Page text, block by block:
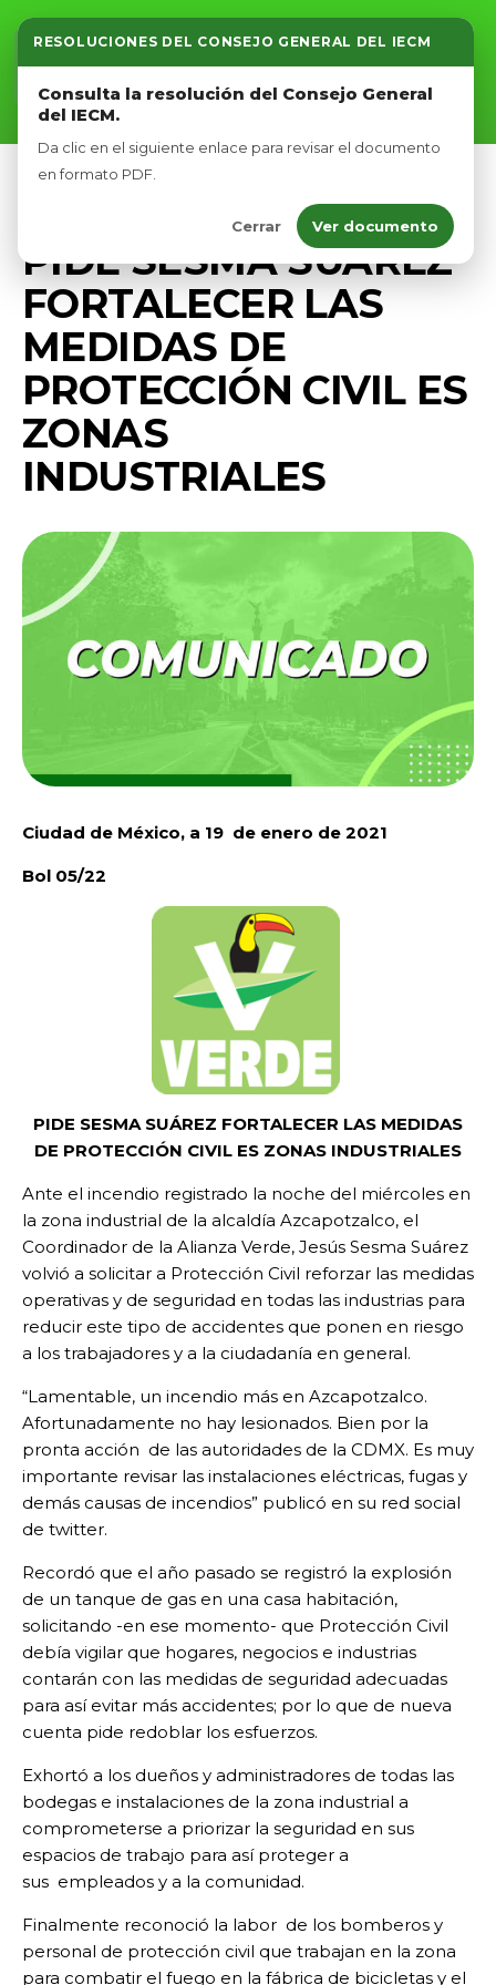
RESOLUCIONES DEL CONSEJO GENERAL DEL IECM
Consulta la resolución del Consejo General
del IECM.
Da clic en el siguiente enlace para revisar el documento
en formato PDF.
Cerrar Ver documento
Inicio
Nosotros
Afíliate
PIDE SESMA SUÁREZ
FORTALECER LAS
MEDIDAS DE
PROTECCIÓN CIVIL ES
ZONAS
INDUSTRIALES
Ciudad de México, a 19 de enero de 2021
Bol 05/22
PIDE SESMA SUÁREZ FORTALECER LAS MEDIDAS
DE PROTECCIÓN CIVIL ES ZONAS INDUSTRIALES
Ante el incendio registrado la noche del miércoles en
la zona industrial de la alcaldía Azcapotzalco, el
Coordinador de la Alianza Verde, Jesús Sesma Suárez
volvió a solicitar a Protección Civil reforzar las medidas
operativas y de seguridad en todas las industrias para
reducir este tipo de accidentes que ponen en riesgo
a los trabajadores y a la ciudadanía en general.
“Lamentable, un incendio más en Azcapotzalco.
Afortunadamente no hay lesionados. Bien por la
pronta acción de las autoridades de la CDMX. Es muy
importante revisar las instalaciones eléctricas, fugas y
demás causas de incendios” publicó en su red social
de twitter.
Recordó que el año pasado se registró la explosión
de un tanque de gas en una casa habitación,
solicitando -en ese momento- que Protección Civil
debía vigilar que hogares, negocios e industrias
contarán con las medidas de seguridad adecuadas
para así evitar más accidentes; por lo que de nueva
cuenta pide redoblar los esfuerzos.
Exhortó a los dueños y administradores de todas las
bodegas e instalaciones de la zona industrial a
comprometerse a priorizar la seguridad en sus
espacios de trabajo para así proteger a
sus empleados y a la comunidad.
Finalmente reconoció la labor de los bomberos y
personal de protección civil que trabajan en la zona
para combatir el fuego en la fábrica de bicicletas y el